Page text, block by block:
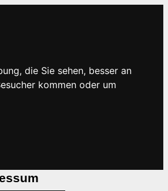
die Sie sehen, besser an
kommen oder um